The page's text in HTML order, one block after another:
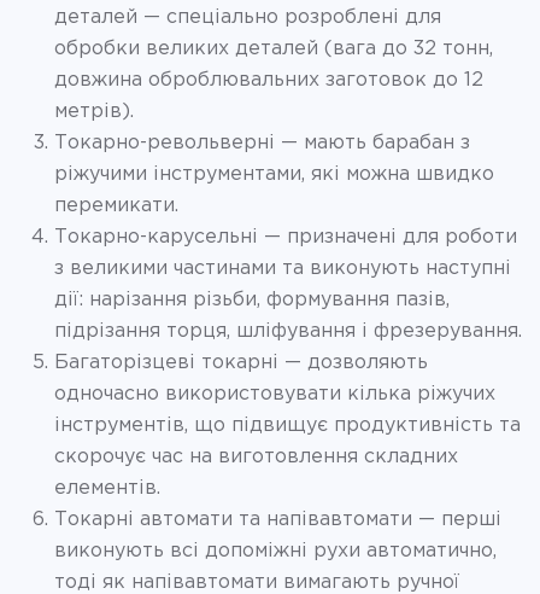
деталей — спеціально розроблені для
обробки великих деталей (вага до 32 тонн,
довжина оброблювальних заготовок до 12
метрів).
Токарно-револьверні — мають барабан з
ріжучими інструментами, які можна швидко
перемикати.
Токарно-карусельні — призначені для роботи
з великими частинами та виконують наступні
дії: нарізання різьби, формування пазів,
підрізання торця, шліфування і фрезерування.
Багаторізцеві токарні — дозволяють
одночасно використовувати кілька ріжучих
інструментів, що підвищує продуктивність та
скорочує час на виготовлення складних
елементів.
Токарні автомати та напівавтомати — перші
виконують всі допоміжні рухи автоматично,
тоді як напівавтомати вимагають ручної